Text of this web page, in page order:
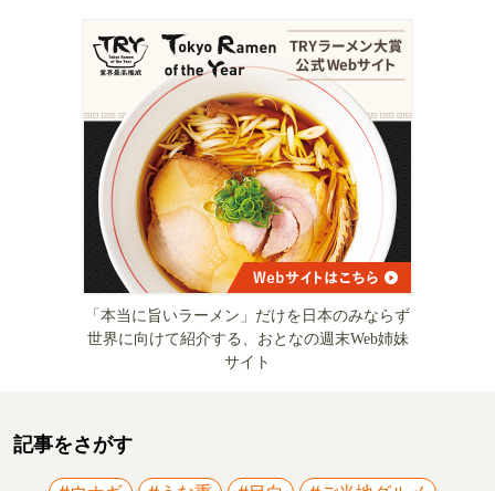
「本当に旨いラーメン」だけを日本のみならず
世界に向けて紹介する、おとなの週末Web姉妹
サイト
記事をさがす